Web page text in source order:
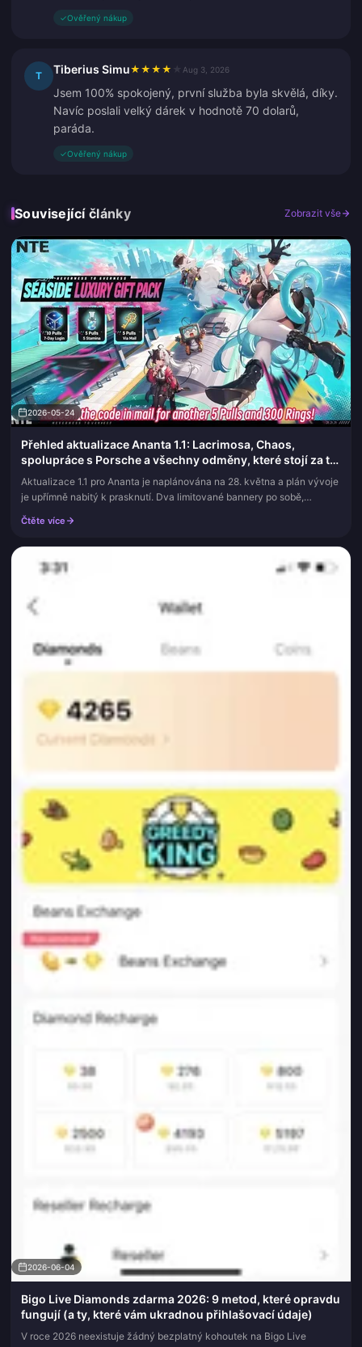
✓Ověřený nákup
T Tiberius Simu★ ★ ★ ★ Aug 3, 2026
Jsem 100% spokojený, první služba byla skvělá, díky.
Navíc poslali velký dárek v hodnotě 70 dolarů,
paráda.
✓Ověřený nákup
Související články Zobrazit vše
2026-05-24
Přehled aktualizace Ananta 1.1: Lacrimosa, Chaos,
spolupráce s Porsche a všechny odměny, které stojí za to
získat
Aktualizace 1.1 pro Ananta je naplánována na 28. května a plán vývoje
je upřímně nabitý k prasknutí. Dva limitované bannery po sobě,
spolupráce s Porsche, kterou nikdo nečekal tak brzy, zbrusu nová...
Čtěte více
2026-06-04
Bigo Live Diamonds zdarma 2026: 9 metod, které opravdu
fungují (a ty, které vám ukradnou přihlašovací údaje)
V roce 2026 neexistuje žádný bezplatný kohoutek na Bigo Live